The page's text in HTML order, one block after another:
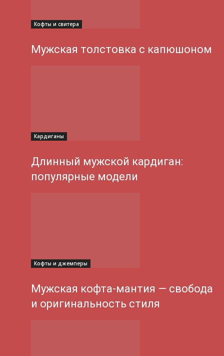
Кофты и свитера
Мужская толстовка с капюшоном
Кардиганы
Длинный мужской кардиган:
популярные модели
Кофты и джемперы
Мужская кофта-мантия — свобода
и оригинальность стиля